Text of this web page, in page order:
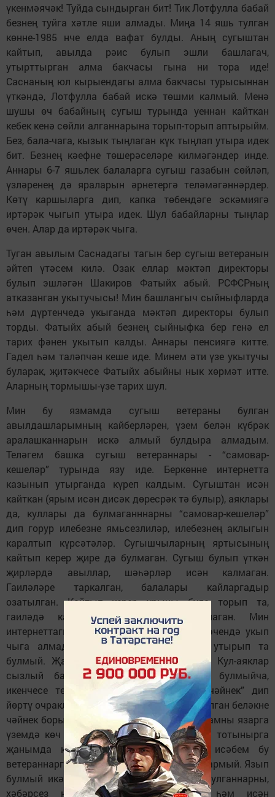
үкенмәячәк! Туйда сындырган бит! Тик Лотфулла бабай
безнең туйга хәтле яши алмады. Миңа 14 яшь тулган
көнне-1985 нче елда вафат булды. Аның сугыштан
кайтып, авылда рәис булып эшли башлагач,
утырттырган алма бакчасы гына ни тора иде!
Саснаның юл кырыендагы алма бакчасы турысыннан
үткәндә, Лотфулла бабай искә төшми калмый. Менә
шушы өч бабайның сугыш турында уеннан кайткан
кебек кенә сөйли алганнарына торып-торып аптырыйм.
Без, бала-чага, кызык тыңлаган күк тыңлап утыра идек
бит. Безнең кәефне төшерәселәре килмәгәндер инде.
Аннары 6-7 яшьлек балаларга сугыш газабын сөйләп,
үзләренең дә яраларын әрнетергә теләмәгәннәрдер.
Көтү каршыларга дип, капка төбендәге эскәмиягә
иртәрәк чыгып утыра идек. Шул бабайларны тыңлар
өчен. Алар да иртәрәк чыга.
Туган авылым Саснадагы тагын бер сугыш ветеранын
әйтеп үтәсем килә. Озак еллар мәктәп директоры
булып эшләгән Шакиров Фатыйх абый. РСФСРның
атказанган укытучысы! Мин башлангыч сыйныфларда
һәм дүртенчедә укыганда мәктәп директоры булып
торды. Фатыйх абый безнең сыйныфка бер генә ел
тарих фәнен укытып калды. Аннары пенсиягә китте.
Гадел һәм таләпчән кеше иде. Минем әти үзе укытучы
буларак, җитәкчесе Фатыйх абыйны нык хөрмәт итте.
Аларның тормышы-үзе тарих шул.
Мин бу язмамда сугыш ветераны булган
авылдашларымның кайберләрен, үзем белән күбрәк
аралашканнарын искә алмый булдыра алмадым.
Теләгем башка сугыш ветераннары - “самовар-
кешеләр” турында язу иде. Беркөнне интернетта
казынып утырганда күреп калдым. Сугыштан исән
кайткан (ярым исән дисәк дөресрәк тә булыр), аяклары
да, куллары да булмаганннарны “самовар-кешеләр”
дип горур илебезне ямьcезлиләр, илебезнең аклыгын
каралтып күрсәтәләр. Сугышчыларның яртысының
кайтып керер җире дә булмаган. Сугыш булып үткән
җирләрдә авыллар, шәһәрләр исән калмаган.
Гаиләләре таркалган, балалары кайларгадыр
озатылган. Кайтып керер урыны була торып та,
гаиләдә кабул ителмәгәннәре булгалаган. Мин
интернеттагы әлеге язмаларны бер көн эчендә укып
чыга алмадым. Аларны озаклап укып утырып та
булмый. Җан елый, бөтен гәүдә авырта. Кул-аяклар
сызлый башлый. Бер кулы бөтенләй булмыйча,
икенчесе терсәктән генә калганнарны “чәйнек” дип
йөртү очраклары булган. Терсәккә хәтле калган беләкне
чәйнек борынына охшатканнар. Әлеге язмамны язарга
үземдә көч тапканда (берничә көн язарга тотынырга
җанымда көч таба алмадым), минем исәбем бу
ветераннарга киңрәк тукталу иде. Тик кул бармый. Язып
булмый икән. Авыр. Тик сугышта һәлак булганнарны,
хәбәрсез югалганнарны, ярым исән һәм исән